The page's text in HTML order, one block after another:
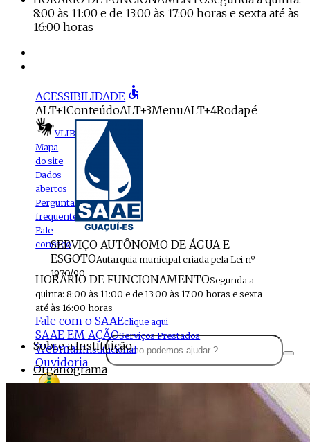
8:00 às 11:00 e de 13:00 às 17:00 horas e sexta até às
16:00 horas
ACESSIBILIDADE accessible
ALT+1ConteúdoALT+3MenuALT+4Rodapé
VLIBRAS
Mapa
do site
Dados
abertos
Perguntas
frequentes
Fale
conosco
SERVIÇO AUTÔNOMO DE ÁGUA E
ESGOTOAutarquia municipal criada pela Lei nº
1970/90
HORÁRIO DE FUNCIONAMENTOSegunda a
quinta: 8:00 às 11:00 e de 13:00 às 17:00 horas e sexta
até às 16:00 horas
Fale com o SAAEclique aqui
SAAE EM AÇÃOServiços Prestados
WebmailInstitucional
Ouvidoria
Sobre a Instituição
Organograma